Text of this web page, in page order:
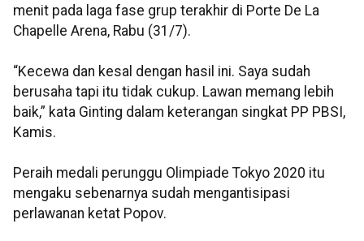
menit pada laga fase grup terakhir di Porte De La
Chapelle Arena, Rabu (31/7).
“Kecewa dan kesal dengan hasil ini. Saya sudah
berusaha tapi itu tidak cukup. Lawan memang lebih
baik,” kata Ginting dalam keterangan singkat PP PBSI,
Kamis.
Peraih medali perunggu Olimpiade Tokyo 2020 itu
mengaku sebenarnya sudah mengantisipasi
perlawanan ketat Popov.